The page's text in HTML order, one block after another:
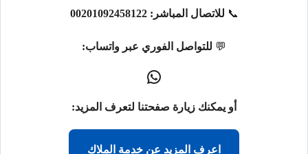
📞 للاتصال المباشر: 00201092458122
💬 للتواصل الفوري عبر واتساب:
أو يمكنك زيارة صفحتنا لتعرف المزيد:
اعرف المزيد عن خدمة الملاك